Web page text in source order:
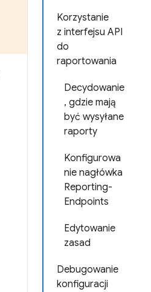
Korzystanie
z interfejsu API
do
raportowania
Decydowanie
, gdzie mają
być wysyłane
raporty
Konfigurowa
nie nagłówka
Reporting-
Endpoints
Edytowanie
zasad
Debugowanie
konfiguracji